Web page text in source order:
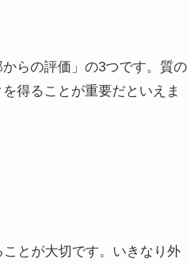
らの評価」の3つです。質の
得ることが重要だといえま
とが大切です。いきなり外